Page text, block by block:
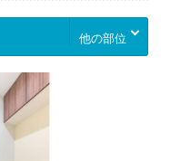
他の部位